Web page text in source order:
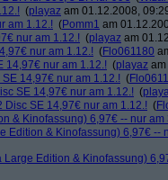
(playaz am 01.12.2008,
am 1.12.! (Pomm1 am
nur am 1.12.! (playaz am
nur am 1.12.! (Flo061180
14,97€ nur am 1.12.! (playaz
14,97€ nur am 1.12.! (
SE 14,97€ nur am 1.12.! (
Disc SE 14,97€ nur am 1.12.! (
& Kinofassung) 6,97€ -- nur am
Edition & Kinofassung) 6,97€ --
Large Edition & Kinofassung)